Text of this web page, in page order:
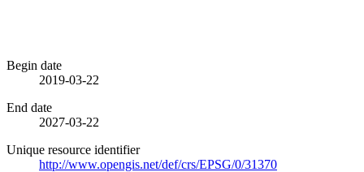
Begin date
2019-03-22
End date
2027-03-22
Unique resource identifier
http://www.opengis.net/def/crs/EPSG/0/31370